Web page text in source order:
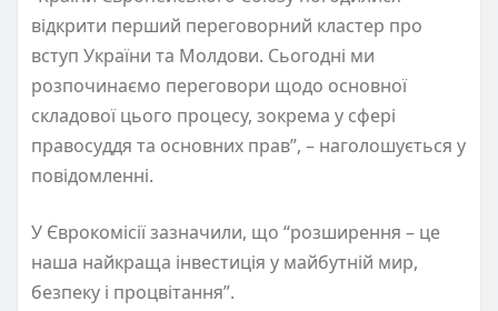
відкрити перший переговорний кластер про
вступ України та Молдови. Сьогодні ми
розпочинаємо переговори щодо основної
складової цього процесу, зокрема у сфері
правосуддя та основних прав”, – наголошується у
повідомленні.
У Єврокомісії зазначили, що “розширення – це
наша найкраща інвестиція у майбутній мир,
безпеку і процвітання”.